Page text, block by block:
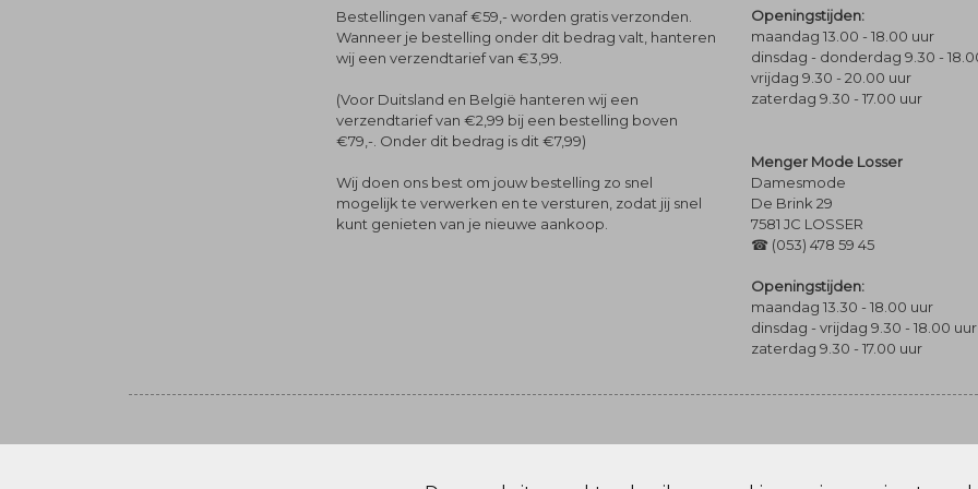
Bestellingen vanaf €59,- worden gratis verzonden.
Wanneer je bestelling onder dit bedrag valt, hanteren
wij een verzendtarief van €3,99.
(Voor Duitsland en België hanteren wij een
verzendtarief van €2,99 bij een bestelling boven
€79,-. Onder dit bedrag is dit €7,99)
Wij doen ons best om jouw bestelling zo snel
mogelijk te verwerken en te versturen, zodat jij snel
kunt genieten van je nieuwe aankoop.
Openingstijden:
maandag 13.00 - 18.00 uur
dinsdag - donderdag 9.30 -
vrijdag 9.30 - 20.00 uur
zaterdag 9.30 - 17.00 uur
Menger Mode Losser
Damesmode
De Brink 29
7581 JC LOSSER
☎ (053) 478 59 45
Openingstijden:
maandag 13.30 - 18.00 uur
dinsdag - vrijdag 9.30 - 18.00 uur
zaterdag 9.30 - 17.00 uur